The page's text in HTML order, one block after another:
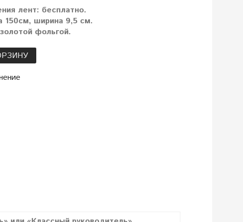
лент: бесплатно.
150см, ширина 9,5 см.
фольгой.